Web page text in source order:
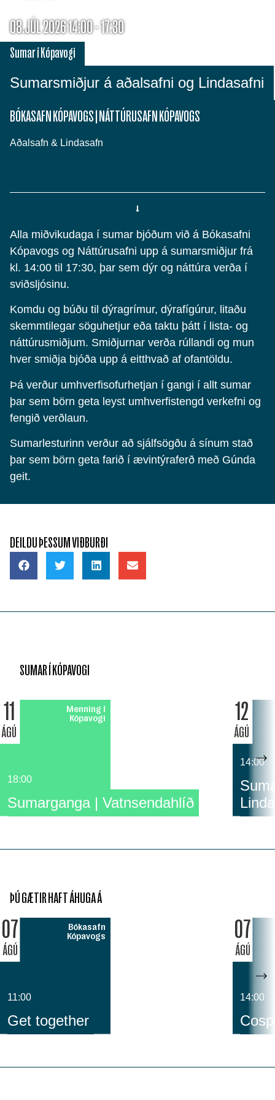
08.JÚL 2026 14:00 - 17:30
Sumarsmiðjur á aðalsafni og Lindasafni
Sumar í Kópavogi
BÓKASAFN KÓPAVOGS NÁTTÚRUSAFN KÓPAVOGS
Aðalsafn & Lindasafn
Alla miðvikudaga í sumar bjóðum við á Bókasafni
Kópavogs og Náttúrusafni upp á sumarsmiðjur frá
kl. 14:00 til 17:30, þar sem dýr og náttúra verða í
sviðsljósinu.
Komdu og búðu til dýragrímur, dýrafígúrur, litaðu
skemmtilegar söguhetjur eða taktu þátt í lista- og
náttúrusmiðjum. Smiðjurnar verða rúllandi og mun
hver smiðja bjóða upp á eitthvað af ofantöldu.
Þá verður umhverfisofurhetjan í gangi í allt sumar
þar sem börn geta leyst umhverfistengd verkefni og
fengið verðlaun.
Sumarlesturinn verður að sjálfsögðu á sínum stað
þar sem börn geta farið í ævintýraferð með Gúnda
geit.
DEILDU ÞESSUM VIÐBURÐI
SUMAR Í KÓPAVOGI
11
ÁGÚ
Menning í
Kópavogi
18:00
Sumarganga | Vatnsendahlíð
12
ÁGÚ
14:00
ÞÚ GÆTIR HAFT ÁHUGA Á
07
ÁGÚ
Bókasafn
Kópavogs
11:00
Get together
07
ÁGÚ
14:00